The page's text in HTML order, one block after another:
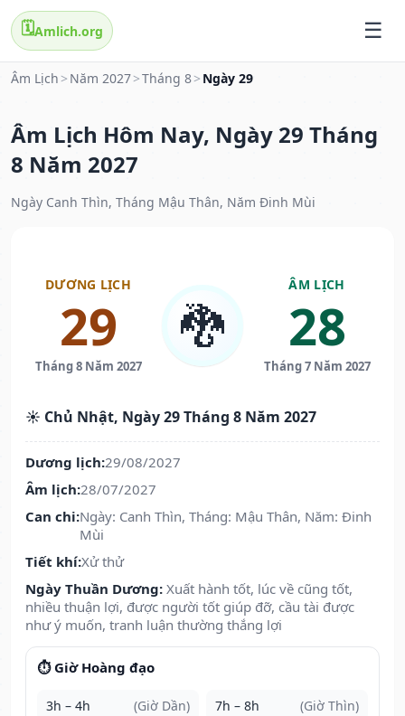
🗓️Amlich.org
Âm Lịch > Năm 2027>Tháng 8> Ngày 29
Âm Lịch Hôm Nay, Ngày 29 Tháng
8 Năm 2027
Ngày Canh Thìn, Tháng Mậu Thân, Năm Đinh Mùi
DƯƠNG LỊCH
29
Tháng 8 Năm 2027
🐉
ÂM LỊCH
28
Tháng 7 Năm 2027
☀️ Chủ Nhật, Ngày 29 Tháng 8 Năm 2027
Dương lịch:29/08/2027
Âm lịch:28/07/2027
Can chi:Ngày: Canh Thìn, Tháng: Mậu Thân, Năm: Đinh
Mùi
Tiết khí:Xử thử
Ngày Thuần Dương: Xuất hành tốt, lúc về cũng tốt,
nhiều thuận lợi, được người tốt giúp đỡ, cầu tài được
như ý muốn, tranh luận thường thắng lợi
⏱️ Giờ Hoàng đạo
3h – 4h (Giờ Dần) 7h – 8h (Giờ Thìn)